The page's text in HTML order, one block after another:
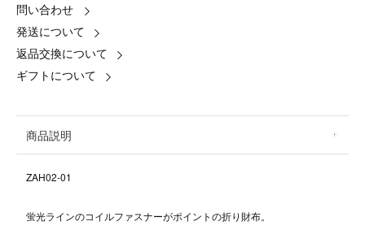
問い合わせ
発送について
返品交換について
ギフトについて
商品説明
ZAH02-01
蛍光ラインのコイルファスナーがポイントの折り財布。